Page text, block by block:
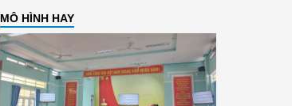
MÔ HÌNH HAY